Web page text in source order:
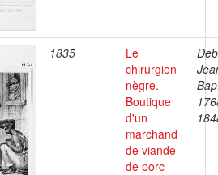
1835
Le
chirurgien
nègre.
Boutique
d'un
marchand
de viande
de porc